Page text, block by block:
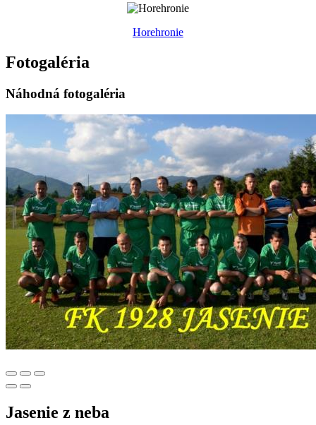
Horehronie
Fotogaléria
Náhodná fotogaléria
Jasenie z neba